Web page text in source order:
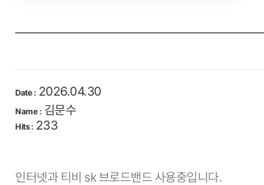
Date :2026.04.30
Name :김문수
Hits :233
인터넷과 티비 sk 브로드밴드 사용중입니다.